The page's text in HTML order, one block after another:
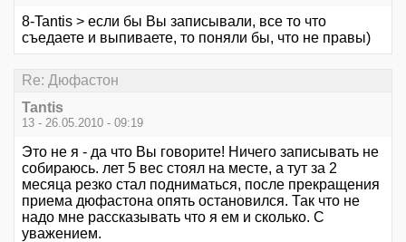
8-Tantis > если бы Вы записывали, все то что
съедаете и выпиваете, то поняли бы, что не правы)
Re: Дюфастон
Tantis
13 - 26.05.2010 - 09:19
Это не я - да что Вы говорите! Ничего записывать не
собираюсь. лет 5 вес стоял на месте, а тут за 2
месяца резко стал подниматься, после прекращения
приема дюфастона опять остановился. Так что не
надо мне рассказывать что я ем и сколько. С
уважением.